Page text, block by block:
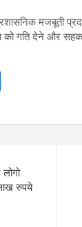
मजबूती
को गति देने और
ar
रुपये